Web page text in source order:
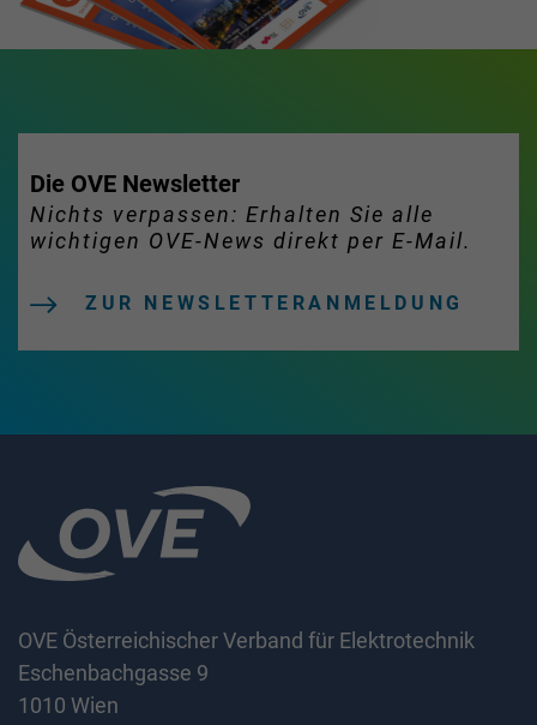
Die OVE Newsletter
Nichts verpassen: Erhalten Sie alle
wichtigen OVE-News direkt per E-Mail.
ZUR NEWSLETTERANMELDUNG
OVE Österreichischer Verband für Elektrotechnik
Eschenbachgasse 9
1010 Wien